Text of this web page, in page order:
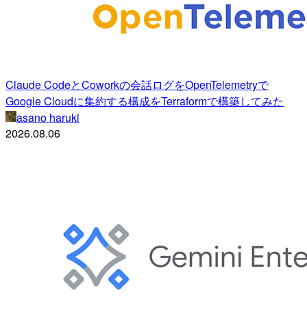
Claude CodeとCoworkの会話ログをOpenTelemetryで
Google Cloudに集約する構成をTerraformで構築してみた
asano haruki
2026.08.06